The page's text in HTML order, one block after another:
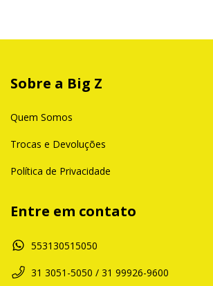
Sobre a Big Z
Quem Somos
Trocas e Devoluções
Política de Privacidade
Entre em contato
553130515050
31 3051-5050 / 31 99926-9600